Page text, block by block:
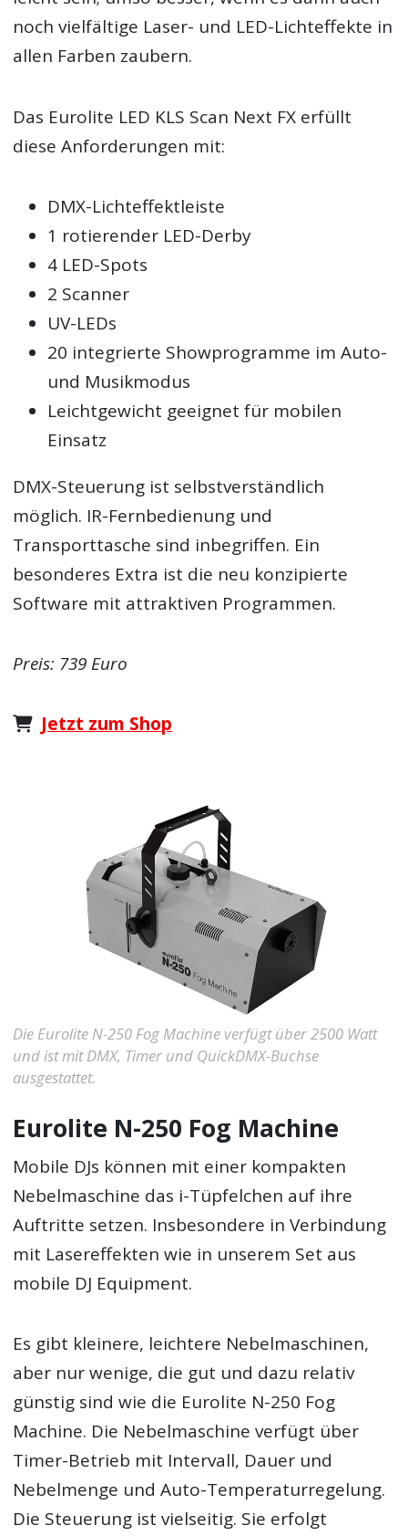
noch vielfältige Laser- und LED-Lichteffekte in
allen Farben zaubern.
Das Eurolite LED KLS Scan Next FX erfüllt
diese Anforderungen mit:
DMX-Lichteffektleiste
1 rotierender LED-Derby
4 LED-Spots
2 Scanner
UV-LEDs
20 integrierte Showprogramme im Auto-
und Musikmodus
Leichtgewicht geeignet für mobilen
Einsatz
DMX-Steuerung ist selbstverständlich
möglich. IR-Fernbedienung und
Transporttasche sind inbegriffen. Ein
besonderes Extra ist die neu konzipierte
Software mit attraktiven Programmen.
Preis: 739 Euro
Jetzt zum Shop
Die Eurolite N-250 Fog Machine verfügt über 2500 Watt
und ist mit DMX, Timer und QuickDMX-Buchse
ausgestattet.
Eurolite N-250 Fog Machine
Mobile DJs können mit einer kompakten
Nebelmaschine das i-Tüpfelchen auf ihre
Auftritte setzen. Insbesondere in Verbindung
mit Lasereffekten wie in unserem Set aus
mobile DJ Equipment.
Es gibt kleinere, leichtere Nebelmaschinen,
aber nur wenige, die gut und dazu relativ
günstig sind wie die Eurolite N-250 Fog
Machine. Die Nebelmaschine verfügt über
Timer-Betrieb mit Intervall, Dauer und
Nebelmenge und Auto-Temperaturregelung.
Die Steuerung ist vielseitig. Sie erfolgt